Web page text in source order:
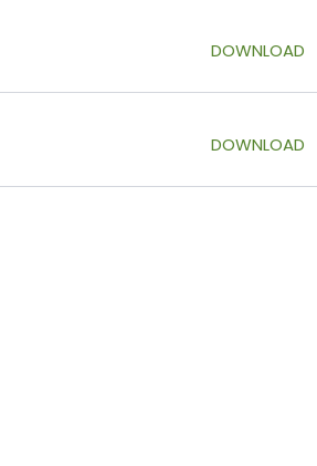
DOWNLOAD
DOWNLOAD